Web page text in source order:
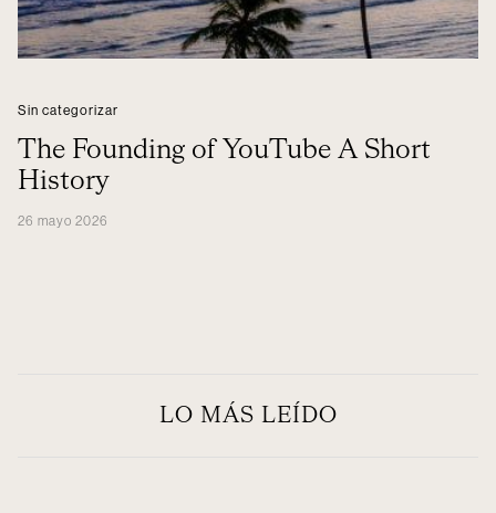
Sin categorizar
The Founding of YouTube A Short
History
26 mayo 2026
LO MÁS LEÍDO